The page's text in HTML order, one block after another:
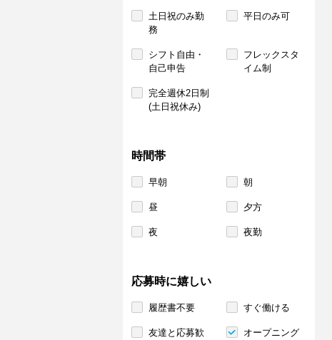
土日祝のみ勤
務
平日のみ可
シフト自由・
自己申告
フレックスタ
イム制
完全週休2日制
(土日祝休み)
時間帯
早朝 朝
昼 夕方
夜 夜勤
応募時に嬉しい
履歴書不要 すぐ働ける
友達と応募歓
オープニング